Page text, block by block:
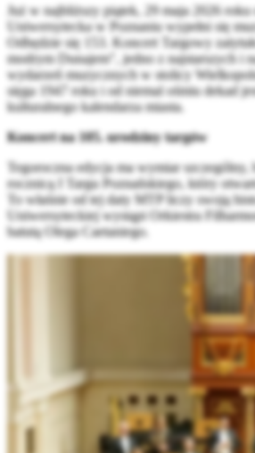
Już w najbliższy piątek, 29 maja 2026
Uniwersytecka w Poznaniu wypełni się
Odbędzie się 153. Koncert Targowy
modrym Dunajem", jedno z najstarszych i
wydarzeń muzycznych w stolicy
sięga 1947 roku i od niemal ośmiu dekad
kulturalnego kalendarza miasta.
Koncert na 105. urodziny targów
Tegoroczna edycja ma wymiar szczególny,
rocznicą I Targu Poznańskiego, który
To właśnie od tej daty MTP liczy swoją
Uniwersyteckiej wystąpi Orkiestra
batutą Olega Caetaniego.